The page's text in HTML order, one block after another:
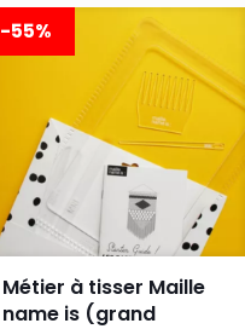
-55%
Métier à tisser Maille
name is (grand